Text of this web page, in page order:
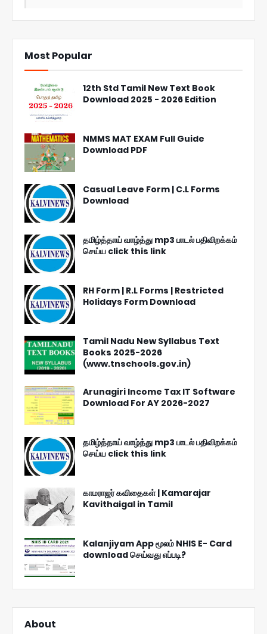
Most Popular
12th Std Tamil New Text Book
Download 2025 - 2026 Edition
NMMS MAT EXAM Full Guide
Download PDF
Casual Leave Form | C.L Forms
Download
தமிழ்த்தாய் வாழ்த்து mp3 பாடல் பதிவிறக்கம்
செய்ய click this link
RH Form | R.L Forms | Restricted
Holidays Form Download
Tamil Nadu New Syllabus Text
Books 2025-2026
(www.tnschools.gov.in)
Arunagiri Income Tax IT Software
Download For AY 2026-2027
தமிழ்த்தாய் வாழ்த்து mp3 பாடல் பதிவிறக்கம்
செய்ய click this link
காமராஜர் கவிதைகள் | Kamarajar
Kavithaigal in Tamil
Kalanjiyam App மூலம் NHIS E- Card
download செய்வது எப்படி?
About